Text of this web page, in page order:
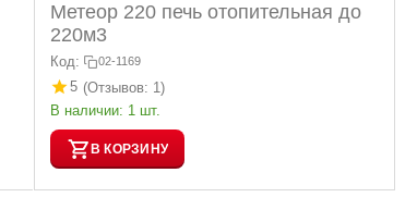
Метеор 220 печь отопительная до
220м3
Код: 02-1169
5 (Отзывов: 1)
В наличии: 1 шт.
В КОРЗИНУ